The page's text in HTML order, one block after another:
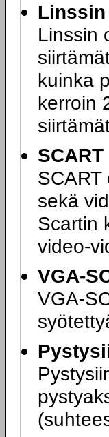
Linssin
Linssin
kuinka
kerroin
SCART
sekä
Scartin
video-
VGA-
VGA-